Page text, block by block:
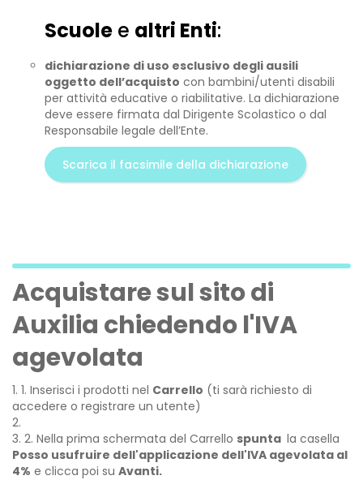
Scuole e altri Enti:
dichiarazione di uso esclusivo degli ausili
oggetto dell’acquisto con bambini/utenti disabili
per attività educative o riabilitative. La dichiarazione
deve essere firmata dal Dirigente Scolastico o dal
Responsabile legale dell’Ente.
Scarica il facsimile della dichiarazione
Acquistare sul sito di
Auxilia chiedendo l'IVA
agevolata
1. Inserisci i prodotti nel Carrello (ti sarà richiesto di
accedere o registrare un utente)
2. Nella prima schermata del Carrello spunta la casella
Posso usufruire dell'applicazione dell'IVA agevolata al
4% e clicca poi su Avanti.